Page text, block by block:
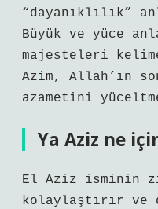
“dayanıklılık”
Büyük ve yüce
majesteleri
Azim, Allah’ın
azametini
Ya Aziz ne
El Aziz isminin
kolaylaştırır ve